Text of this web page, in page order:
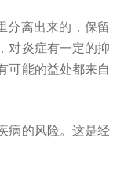
分离出来的，保留
对炎症有一定的抑
可能的益处都来自
病的风险。这是经